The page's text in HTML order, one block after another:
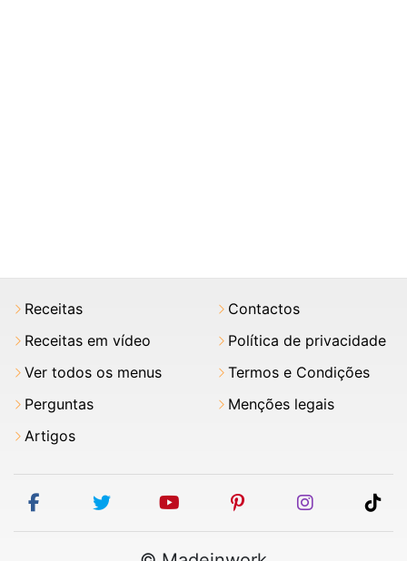
Receitas
Receitas em vídeo
Ver todos os menus
Perguntas
Artigos
Contactos
Política de privacidade
Termos e Condições
Menções legais
facebooktwitter youtubepinterestinstagram